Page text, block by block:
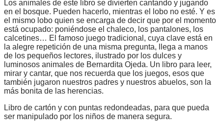
Los animales de este libro se divierten cantando y jugando
en el bosque. Pueden hacerlo, mientras el lobo no esté. Y es
el mismo lobo quien se encarga de decir que por el momento
está ocupado: poniéndose el chaleco, los pantalones, los
calcetines… El famoso juego tradicional, cuya clave está en
la alegre repetición de una misma pregunta, llega a manos
de los pequeños lectores, ilustrado por los dulces y
luminosos animales de Bernardita Ojeda. Un libro para leer,
mirar y cantar, que nos recuerda que los juegos, esos que
también jugaron nuestros padres y nuestros abuelos, son la
más bonita de las herencias.
Libro de cartón y con puntas redondeadas, para que pueda
ser manipulado por los niños de manera segura.